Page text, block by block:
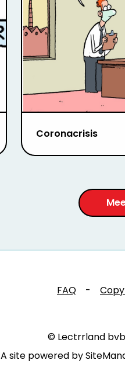
Coronacrisis
FAQ -
© Lectrrland
A site powered by